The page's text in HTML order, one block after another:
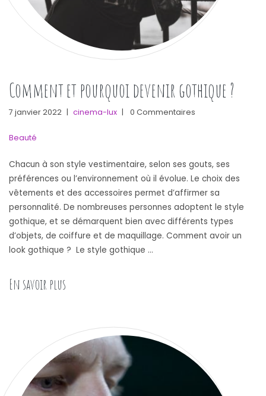
Comment et pourquoi devenir gothique ?
7 janvier 2022 cinema-lux 0 Commentaires
Beauté
Chacun à son style vestimentaire, selon ses gouts, ses
préférences ou l’environnement où il évolue. Le choix des
vêtements et des accessoires permet d’affirmer sa
personnalité. De nombreuses personnes adoptent le style
gothique, et se démarquent bien avec différents types
d’objets, de coiffure et de maquillage. Comment avoir un
look gothique ? Le style gothique …
En savoir plus